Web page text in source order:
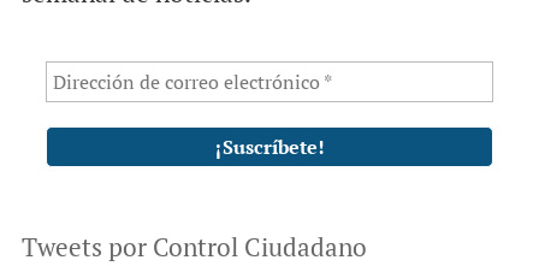
Tweets por Control Ciudadano